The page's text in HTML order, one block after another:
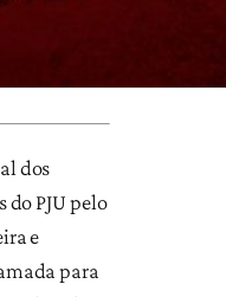
dos
do PJU pelo
e
para